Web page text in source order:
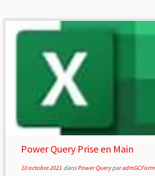
Power Query Prise en Main
10 octobre 2021dansPower QueryparadmGCForm